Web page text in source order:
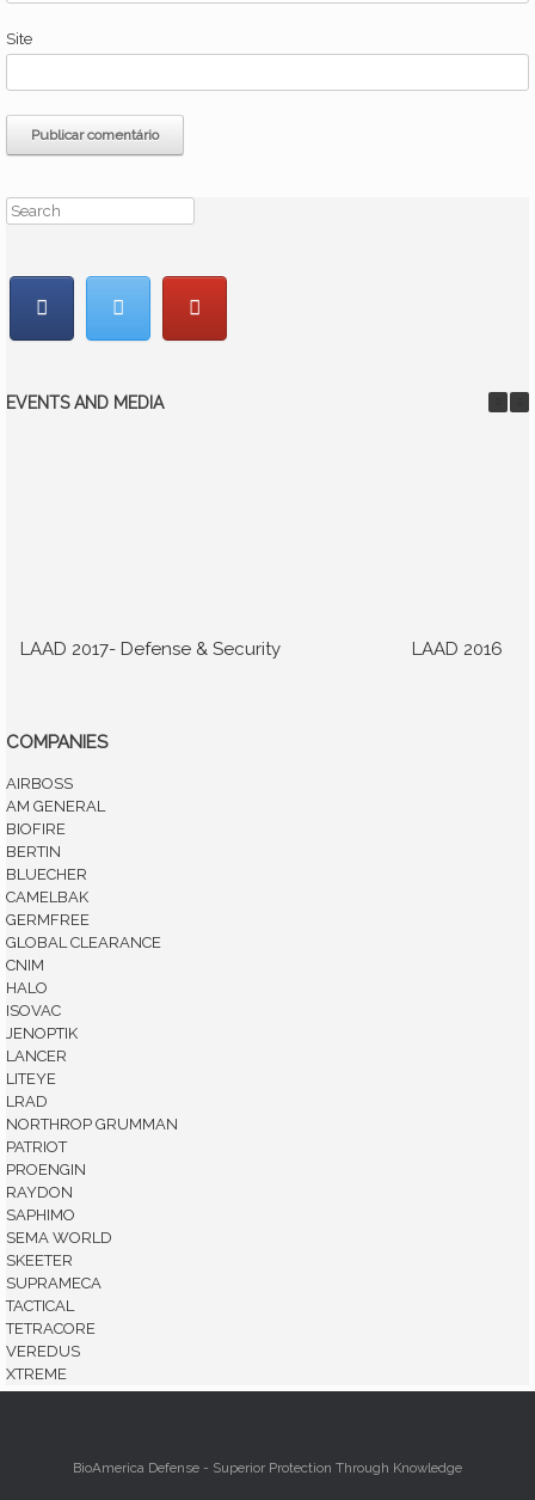
Site
EVENTS AND MEDIA
LAAD 2017- Defense & Security LAAD 2016
COMPANIES
AIRBOSS
AM GENERAL
BIOFIRE
BERTIN
BLUECHER
CAMELBAK
GERMFREE
GLOBAL CLEARANCE
CNIM
HALO
ISOVAC
JENOPTIK
LANCER
LITEYE
LRAD
NORTHROP GRUMMAN
PATRIOT
PROENGIN
RAYDON
SAPHIMO
SEMA WORLD
SKEETER
SUPRAMECA
TACTICAL
TETRACORE
VEREDUS
XTREME
BioAmerica Defense - Superior Protection Through Knowledge